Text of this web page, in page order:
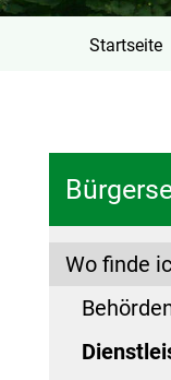
Startseite
Wo finde